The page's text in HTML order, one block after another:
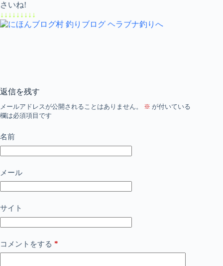
さいね!
↓↓↓↓↓↓↓↓↓
返信を残す
メールアドレスが公開されることはありません。 ※ が付いている
欄は必須項目です
名前
メール
サイト
コメントをする *